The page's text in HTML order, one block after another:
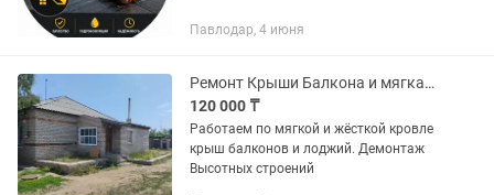
Павлодар, 4 июня
Ремонт Крыши Балкона и мягкая Кровля
120 000 ₸
Работаем по мягкой и жёсткой кровле
крыш балконов и лоджий. Демонтаж
Высотных строений